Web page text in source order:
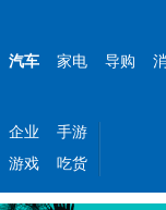
汽车 家电 导购
企业
手游
游戏
吃货